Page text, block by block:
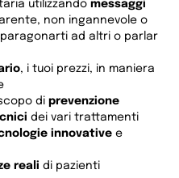
utilizzando messaggi
non ingannevole o
ad altri o parlar
, i tuoi prezzi, in maniera
di prevenzione
dei vari trattamenti
innovative e
reali di pazienti